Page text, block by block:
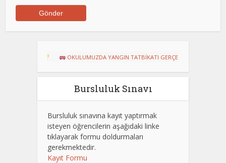
OKULUMUZDA YANGIN TATBİKATI GERÇEKLEŞTİRİLDİ
Bursluluk Sınavı
Bursluluk sınavına kayıt yaptırmak
isteyen öğrencilerin aşağıdaki linke
tıklayarak formu doldurmaları
gerekmektedir.
Kayıt Formu